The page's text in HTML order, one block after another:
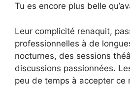
Tu es encore plus belle
Leur complicité renaquit,
professionnelles à de
nocturnes, des sessions
discussions passionnées.
peu de temps à accepter ce